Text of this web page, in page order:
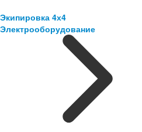
Экипировка 4х4
Электрооборудование